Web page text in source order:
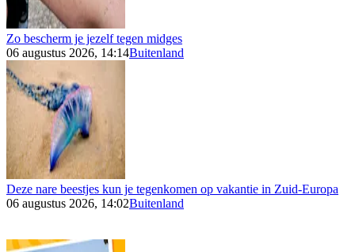
Zo bescherm je jezelf tegen midges
06 augustus 2026, 14:14Buitenland
Deze nare beestjes kun je tegenkomen op vakantie in Zuid-Europa
06 augustus 2026, 14:02Buitenland